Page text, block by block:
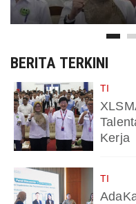
BERITA TERKINI
TI
Kerja
TI